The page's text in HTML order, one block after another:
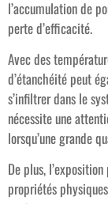
l’accumulation de
perte d’efficacité.
Avec des
d’étanchéité peut
s’infiltrer dans le
nécessite une
lorsqu’une grande
De plus,
propriétés